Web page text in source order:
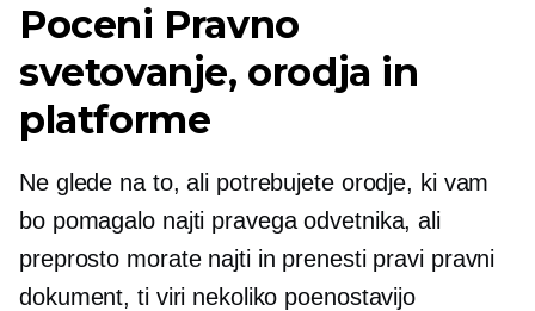
Poceni Pravno
svetovanje, orodja in
platforme
Ne glede na to, ali potrebujete orodje, ki vam
bo pomagalo najti pravega odvetnika, ali
preprosto morate najti in prenesti pravi pravni
dokument, ti viri nekoliko poenostavijo